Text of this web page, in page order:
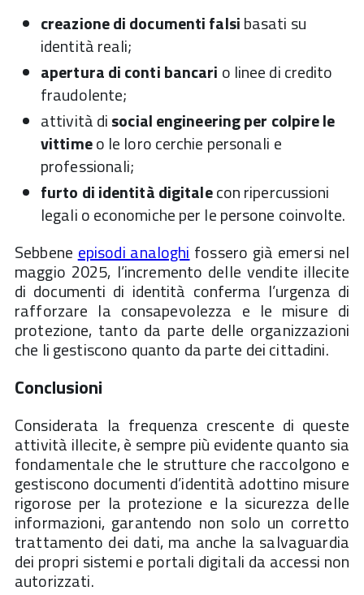
creazione di documenti falsibasati su
identità reali;
apertura di conti bancari o linee di credito
fraudolente;
attività disocial engineering per colpire le
vittimeo le loro cerchie personali e
professionali;
furto di identità digitalecon ripercussioni
legali o economiche per le persone coinvolte.
Sebbeneepisodi analoghifossero già emersi nel
maggio 2025, l’incremento delle vendite illecite
di documenti di identità conferma l’urgenza di
rafforzare la consapevolezza e le misure di
protezione, tanto da parte delle organizzazioni
che li gestiscono quanto da parte dei cittadini.
Conclusioni
Considerata la frequenza crescente di queste
attività illecite, è sempre più evidente quanto sia
fondamentale che le strutture che raccolgono e
gestiscono documenti d’identità adottino misure
rigorose per la protezione e la sicurezza delle
informazioni, garantendo non solo un corretto
trattamento dei dati, ma anche la salvaguardia
dei propri sistemi e portali digitali da accessi non
autorizzati.